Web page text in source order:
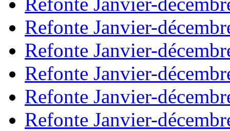
Refonte Janvier-
Refonte Janvier-
Refonte Janvier-
Refonte Janvier-
Refonte Janvier-